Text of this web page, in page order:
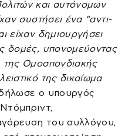
και αυτόνομων
συστήσει ένα “αντι-
είχαν δημιουργήσει
δομές, υπονομεύοντας
της Ομοσπονδιακής
της δικαίωμα
ο υπουργός
του συλλόγου,